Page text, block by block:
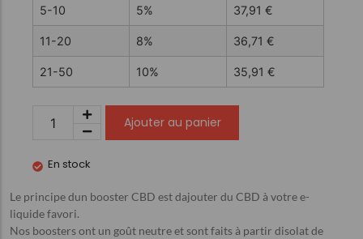
5-10 5% 37,91 €
11-20 8% 36,71 €
21-50 10% 35,91 €
Ajouter au panier
En stock
Le principe dun booster CBD est dajouter du CBD à votre e-
liquide favori.
Nos boosters ont un goût neutre et sont faits à partir disolat de